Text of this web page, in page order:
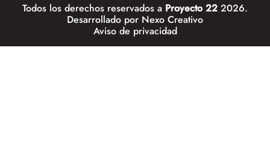
Todos los derechos reservados a Proyecto 22 2026.
Desarrollado por Nexo Creativo
Aviso de privacidad